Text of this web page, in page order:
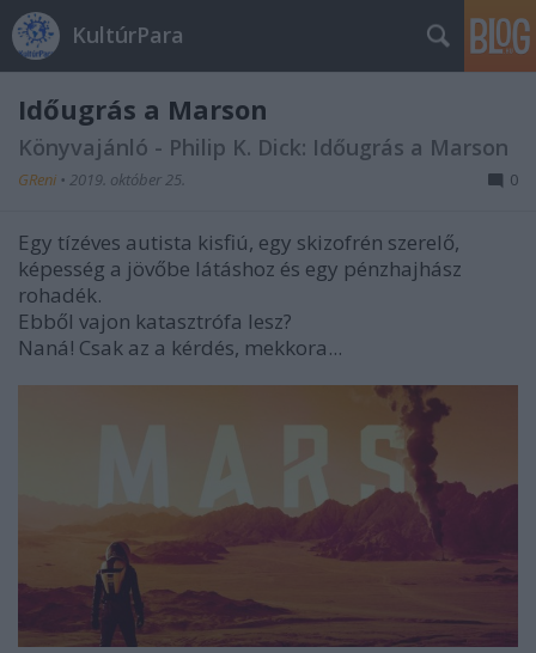
KultúrPara
Időugrás a Marson
Könyvajánló - Philip K. Dick: Időugrás a Marson
GReni • 2019. október 25. 0
Egy tízéves autista kisfiú, egy skizofrén szerelő,
képesség a jövőbe látáshoz és egy pénzhajhász
rohadék.
Ebből vajon katasztrófa lesz?
Naná! Csak az a kérdés, mekkora...